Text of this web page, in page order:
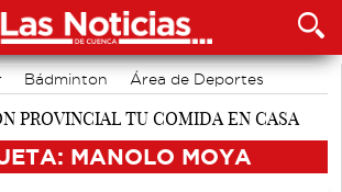
Bádminton
Área de Deportes
en Cuenca
MANOLO MOYA